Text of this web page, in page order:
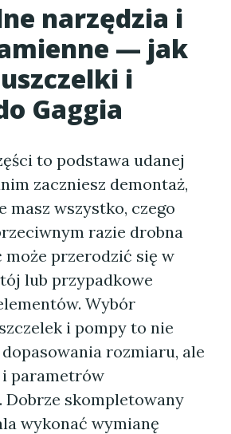
narzędzia i
— jak
i
Gaggia
to podstawa udanej
zaczniesz demontaż,
masz wszystko, czego
razie drobna
może przerodzić się w
lub przypadkowe
Wybór
i pompy to nie
rozmiaru, ale
i parametrów
Dobrze skompletowany
wykonać wymianę